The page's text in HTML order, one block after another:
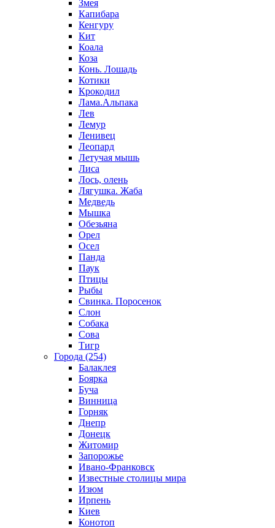
Змея
Капибара
Кенгуру
Кит
Коала
Коза
Конь. Лошадь
Котики
Крокодил
Лама.Альпака
Лев
Лемур
Ленивец
Леопард
Летучая мышь
Лиса
Лось, олень
Лягушка. Жаба
Медведь
Мышка
Обезьяна
Орел
Осел
Панда
Паук
Птицы
Рыбы
Свинка. Поросенок
Слон
Собака
Сова
Тигр
Города (254)
Балаклея
Боярка
Буча
Винница
Горняк
Днепр
Донецк
Житомир
Запорожье
Ивано-Франковск
Известные столицы мира
Изюм
Ирпень
Киев
Конотоп